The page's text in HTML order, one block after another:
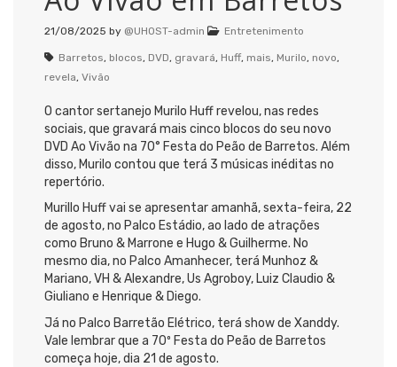
21/08/2025 by @UHOST-admin Entretenimento
Barretos, blocos, DVD, gravará, Huff, mais, Murilo, novo,
revela, Vivão
O cantor sertanejo Murilo Huff revelou, nas redes
sociais, que gravará mais cinco blocos do seu novo
DVD Ao Vivão na 70° Festa do Peão de Barretos. Além
disso, Murilo contou que terá 3 músicas inéditas no
repertório.
Murillo Huff vai se apresentar amanhã, sexta-feira, 22
de agosto, no Palco Estádio, ao lado de atrações
como Bruno & Marrone e Hugo & Guilherme. No
mesmo dia, no Palco Amanhecer, terá Munhoz &
Mariano, VH & Alexandre, Us Agroboy, Luiz Claudio &
Giuliano e Henrique & Diego.
Já no Palco Barretão Elétrico, terá show de Xanddy.
Vale lembrar que a 70º Festa do Peão de Barretos
começa hoje, dia 21 de agosto.